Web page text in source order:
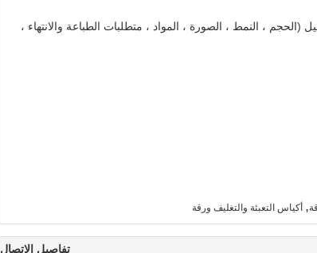
(الحجم ، النمط ، الصورة ، المواد ، متطلبات الطباعة والانتهاء ،
, أكياس التعبئة والتغليف ورقة
تفاصيل الاتصال